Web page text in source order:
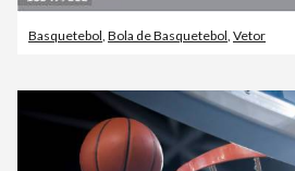
Basquetebol, Bola de Basquetebol, Vetor